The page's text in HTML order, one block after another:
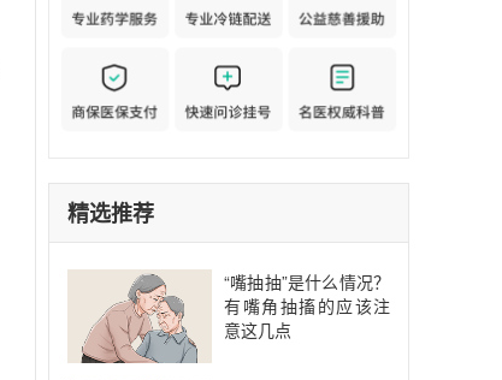
精选推荐
“嘴抽抽”是什么情况？
有嘴角抽搐的应该注
意这几点